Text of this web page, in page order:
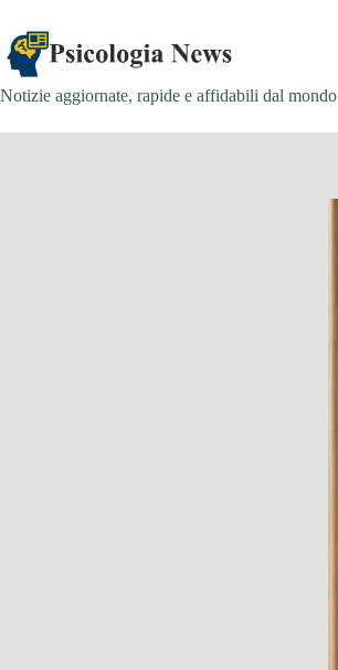
contenuto
Notizie aggiornate, rapide e affidabili dal mondo